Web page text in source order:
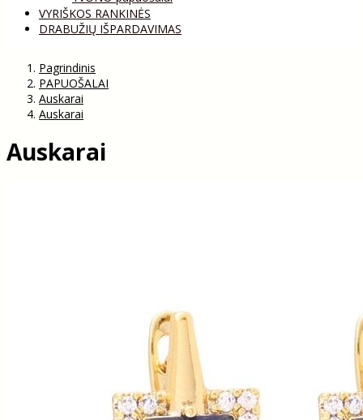
VYRIŠKOS RANKINĖS
DRABUŽIŲ IŠPARDAVIMAS
Pagrindinis
PAPUOŠALAI
Auskarai
Auskarai
Auskarai